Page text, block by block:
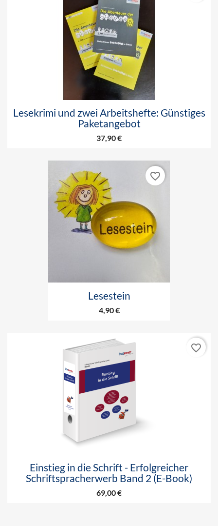
Lesekrimi und zwei Arbeitshefte: Günstiges
Paketangebot
37,90 €
Lesestein
4,90 €
favorite_border
Einstieg in die Schrift - Erfolgreicher
Schriftspracherwerb Band 2 (E-Book)
69,00 €
favorite_border